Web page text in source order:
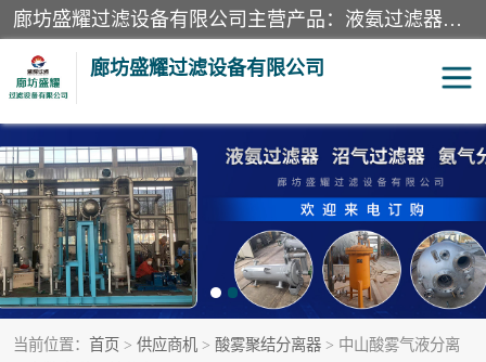
廊坊盛耀过滤设备有限公司主营产品：液氨过滤器、沼气过滤器、氨气分离器、二氧化碳过滤器、过滤器、液氨氨气过滤器、天然气过滤器、管道过滤器、*过滤器、液氨除油除水过滤器、氨气除油除水过滤器、焦炉煤气除焦油过滤器等。
廊坊盛耀过滤设备有限公司
当前位置： 首页 > 供应商机 > 酸雾聚结分离器 > 中山酸雾气液分离
二氧化碳过滤器 过滤器
液氨氨气过滤器 沼气过滤器
天然气过滤器 管道过滤器
甲醇过滤器 液氨除油除水过滤器